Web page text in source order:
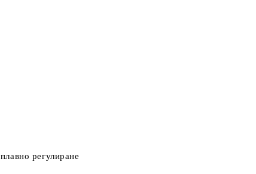
плавно регулиране